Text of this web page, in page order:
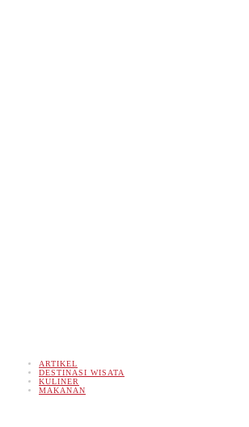
ARTIKEL
DESTINASI WISATA
KULINER
MAKANAN